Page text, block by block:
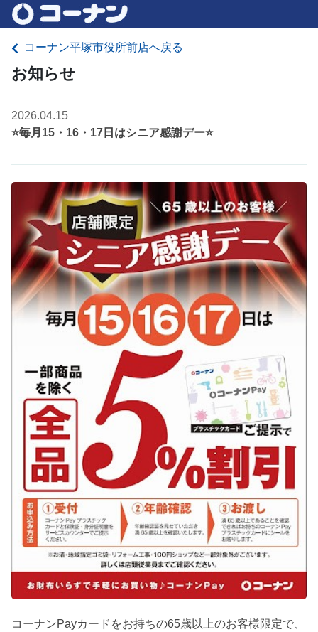
コーナン平塚市役所前店へ戻る
お知らせ
2026.04.15
⭐毎月15・16・17日はシニア感謝デー⭐
コーナンPayカードをお持ちの65歳以上のお客様限定で、